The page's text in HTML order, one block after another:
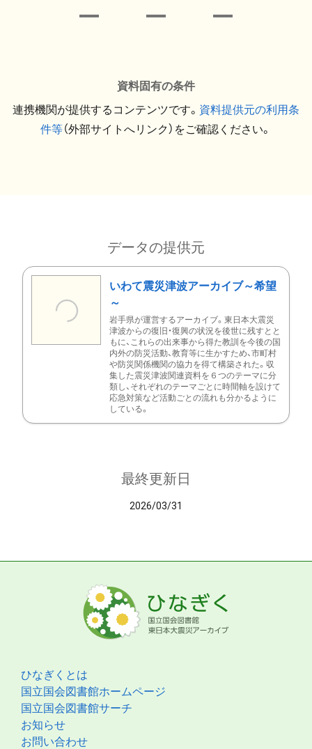
資料固有の条件
連携機関が提供するコンテンツです。 資料提供元の利用条
件等（外部サイトへリンク）をご確認ください。
データの提供元
いわて震災津波アーカイブ～希望
～
岩手県が運営するアーカイブ。東日本大震災
津波からの復旧・復興の状況を後世に残すとと
もに、これらの出来事から得た教訓を今後の国
内外の防災活動、教育等に生かすため、市町村
や防災関係機関の協力を得て構築された。収
集した震災津波関連資料を６つのテーマに分
類し、それぞれのテーマごとに時間軸を設けて
応急対策など活動ごとの流れも分かるように
している。
最終更新日
2026/03/31
ひなぎくとは
国立国会図書館ホームページ
国立国会図書館サーチ
お知らせ
お問い合わせ